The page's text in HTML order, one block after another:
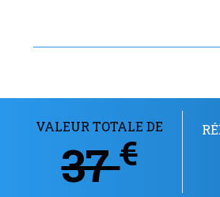
VALEUR TOTALE DE
37€